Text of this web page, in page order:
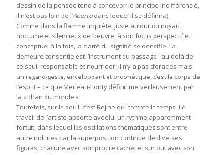
dessin de la pensée tend à concevoir le principe indifférencié,
il n’est pas loin de l’Apertodans lequel il se définira).
Comme dans la flamme inquiète, juste autour du noyau
nocturne et silencieux de l’œuvre, à son focus perspectif et
conceptuel à la fois, la clarté du signifié se densifie. La
demeure consentie est l’instrument du passage : au-delà de
ce seuil responsable et nourricier, il n’y a pas d’oracles mais
un regard-geste, enveloppant et prophétique, c’est le corps de
l’esprit – ce que Merleau-Ponty définit merveilleusement par
la « chair du monde ».
Toutefois, sur le seuil, c’est Rejine qui compte le temps. Le
travail de l’artiste apporte avec lui un rythme apparemment
fortuit, dans lequel les oscillations thématiques sont entre
autre induites par la superposition continue de diverses
figures, chacune avec son propre cachet et surtout avec son